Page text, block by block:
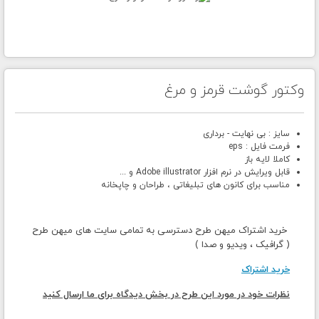
وکتور گوشت قرمز و مرغ
سایز : بی نهایت - برداری
فرمت فایل : eps
کاملا لایه باز
قابل ویرایش در نرم افزار Adobe illustrator و ...
مناسب برای کانون های تبلیغاتی ، طراحان و چاپخانه
خرید اشتراک میهن طرح دسترسی به تمامی سایت های میهن طرح
( گرافیک ، ویدیو و صدا )
خرید اشتراک
نظرات خود در مورد این طرح در بخش دیدگاه برای ما ارسال کنید